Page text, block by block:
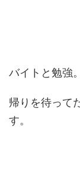
バイトと勉強。
帰りを待って
す。